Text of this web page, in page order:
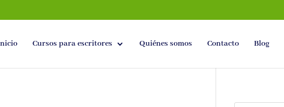
Cursos para escritores Quiénes somos Contacto Blog